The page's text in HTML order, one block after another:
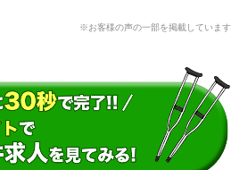
※お客様の声の一部を掲載しています